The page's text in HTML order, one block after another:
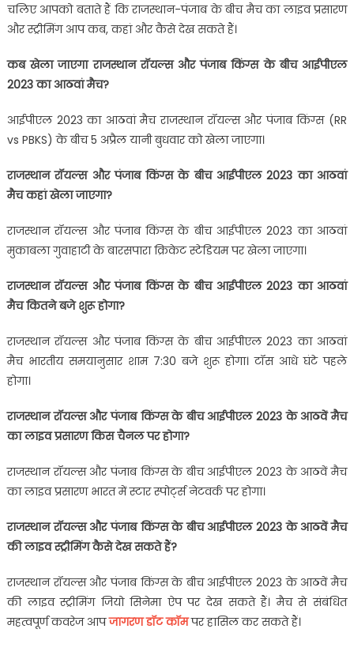
चलिए आपको बताते हैं कि राजस्‍थान-पंजाब के बीच मैच का लाइव प्रसारण
और स्‍ट्रीमिंग आप कब, कहां और कैसे देख सकते हैं।
कब खेला जाएगा राजस्‍थान रॉयल्‍स और पंजाब किंग्‍स के बीच आईपीएल
2023 का आठवां मैच?
आईपीएल 2023 का आठवां मैच राजस्‍थान रॉयल्‍स और पंजाब किंग्‍स (RR
vs PBKS) के बीच 5 अप्रैल यानी बुधवार को खेला जाएगा।
राजस्‍थान रॉयल्‍स और पंजाब किंग्‍स के बीच आईपीएल 2023 का आठवां
मैच कहां खेला जाएगा?
राजस्‍थान रॉयल्‍स और पंजाब किंग्‍स के बीच आईपीएल 2023 का आठवां
मुकाबला गुवाहाटी के बारसपारा क्रिकेट स्‍टेडियम पर खेला जाएगा।
राजस्‍थान रॉयल्‍स और पंजाब किंग्‍स के बीच आईपीएल 2023 का आठवां
मैच कितने बजे शुरू होगा?
राजस्‍थान रॉयल्‍स और पंजाब किंग्‍स के बीच आईपीएल 2023 का आठवां
मैच भारतीय समयानुसार शाम 7:30 बजे शुरू होगा। टॉस आधे घंटे पहले
होगा।
राजस्‍थान रॉयल्‍स और पंजाब किंग्‍स के बीच आईपीएल 2023 के आठवें मैच
का लाइव प्रसारण किस चैनल पर होगा?
राजस्‍थान रॉयल्‍स और पंजाब किंग्‍स के बीच आईपीएल 2023 के आठवें मैच
का लाइव प्रसारण भारत में स्‍टार स्‍पोर्ट्स नेटवर्क पर होगा।
राजस्‍थान रॉयल्‍स और पंजाब किंग्‍स के बीच आईपीएल 2023 के आठवें मैच
की लाइव स्‍ट्रीमिंग कैसे देख सकते हैं?
राजस्‍थान रॉयल्‍स और पंजाब किंग्‍स के बीच आईपीएल 2023 के आठवें मैच
की लाइव स्‍ट्रीमिंग जियो सिनेमा ऐप पर देख सकते हैं। मैच से संबंधित
महत्‍वपूर्ण कवरेज आपजागरण डॉट कॉमपर हासिल कर सकते हैं।